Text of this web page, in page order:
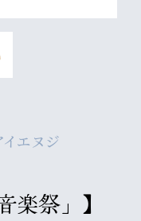
エヌジ
楽祭」】